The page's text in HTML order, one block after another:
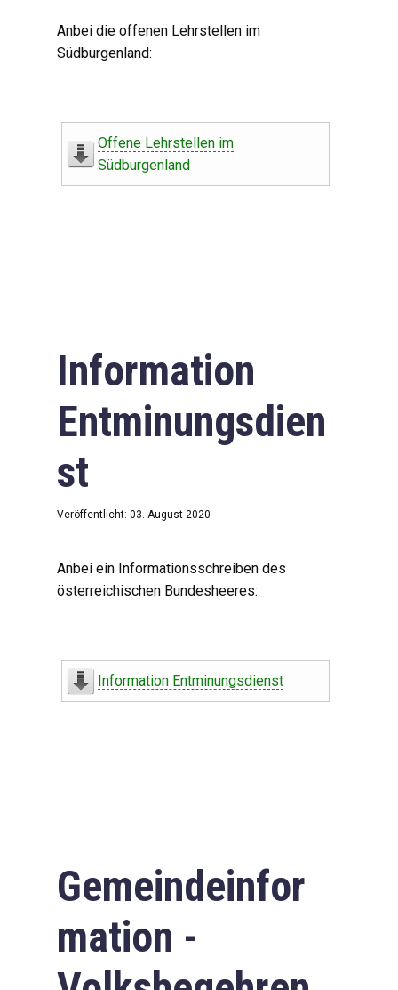
Anbei die offenen Lehrstellen im
Südburgenland:
Offene Lehrstellen im
Südburgenland
Information
Entminungsdien
st
Veröffentlicht: 03. August 2020
Anbei ein Informationsschreiben des
österreichischen Bundesheeres:
Information Entminungsdienst
Gemeindeinfor
mation -